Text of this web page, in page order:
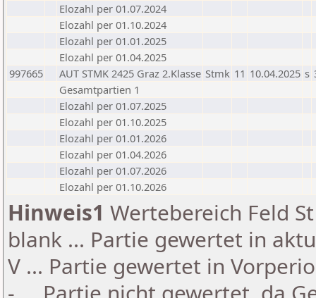
Elozahl per 01.07.2024
Elozahl per 01.10.2024
Elozahl per 01.01.2025
Elozahl per 01.04.2025
997665
AUT STMK 2425 Graz 2.Klasse Stmk 11 10.04.2025 s
Gesamtpartien 1
Elozahl per 01.07.2025
Elozahl per 01.10.2025
Elozahl per 01.01.2026
Elozahl per 01.04.2026
Elozahl per 01.07.2026
Elozahl per 01.10.2026
Hinweis1 Wertebereich Feld
blank ... Partie gewertet in
V ... Partie gewertet in